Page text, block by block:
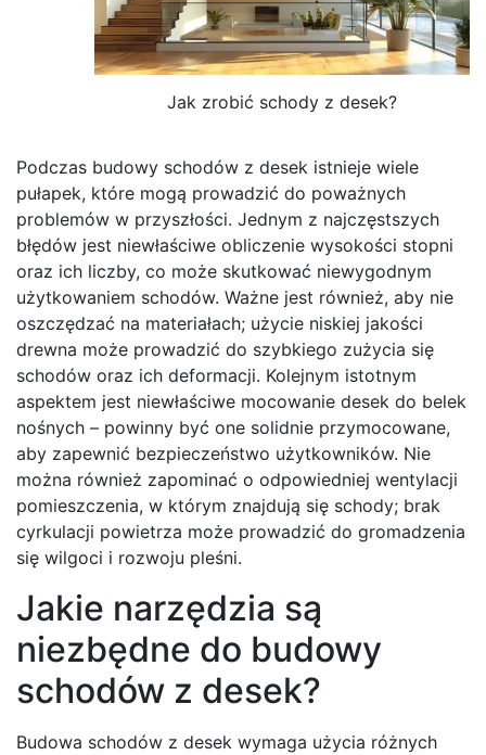
Jak zrobić schody z desek?
Podczas budowy schodów z desek istnieje wiele
pułapek, które mogą prowadzić do poważnych
problemów w przyszłości. Jednym z najczęstszych
błędów jest niewłaściwe obliczenie wysokości stopni
oraz ich liczby, co może skutkować niewygodnym
użytkowaniem schodów. Ważne jest również, aby nie
oszczędzać na materiałach; użycie niskiej jakości
drewna może prowadzić do szybkiego zużycia się
schodów oraz ich deformacji. Kolejnym istotnym
aspektem jest niewłaściwe mocowanie desek do belek
nośnych – powinny być one solidnie przymocowane,
aby zapewnić bezpieczeństwo użytkowników. Nie
można również zapominać o odpowiedniej wentylacji
pomieszczenia, w którym znajdują się schody; brak
cyrkulacji powietrza może prowadzić do gromadzenia
się wilgoci i rozwoju pleśni.
Jakie narzędzia są
niezbędne do budowy
schodów z desek?
Budowa schodów z desek wymaga użycia różnych